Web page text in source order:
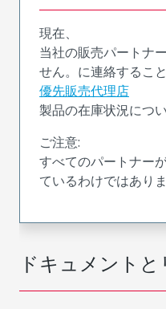
ドキュメントと
現在、
当社の販売パートナ
せん。に連絡するこ
優先販売代理店
製品の在庫状況につ
ご注意:
すべてのパートナー
ているわけではありま